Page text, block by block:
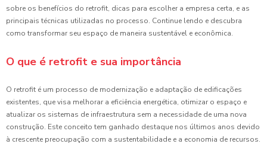
sobre os benefícios do retrofit, dicas para escolher a empresa certa, e as
principais técnicas utilizadas no processo. Continue lendo e descubra
como transformar seu espaço de maneira sustentável e econômica.
O que é retrofit e sua importância
O retrofit é um processo de modernização e adaptação de edificações
existentes, que visa melhorar a eficiência energética, otimizar o espaço e
atualizar os sistemas de infraestrutura sem a necessidade de uma nova
construção. Este conceito tem ganhado destaque nos últimos anos devido
à crescente preocupação com a sustentabilidade e a economia de recursos.